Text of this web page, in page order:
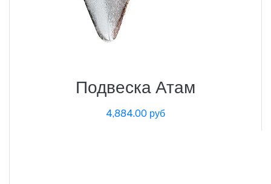
Подвеска Атам
4,884.00 руб